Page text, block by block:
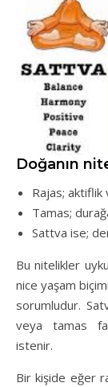
Doğanın
Rajas; aktiflik
Tamas;
Sattva ise;
Bu nitelikler
nice yaşam
sorumludur.
veya tamas
istenir.
Bir kişide eğer